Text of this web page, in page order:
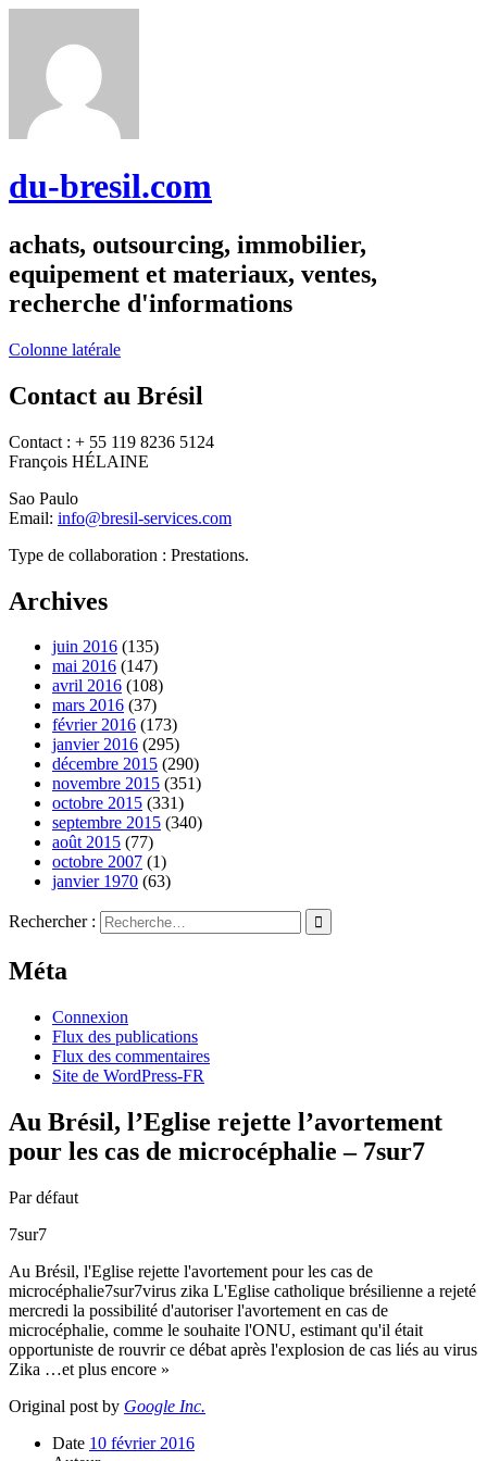
du-bresil.com
achats, outsourcing, immobilier,
equipement et materiaux, ventes,
recherche d'informations
Colonne latérale
Contact au Brésil
Contact : + 55 119 8236 5124
François HÉLAINE
Sao Paulo
Email: info@bresil-services.com
Type de collaboration : Prestations.
Archives
juin 2016 (135)
mai 2016 (147)
avril 2016 (108)
mars 2016 (37)
février 2016 (173)
janvier 2016 (295)
décembre 2015 (290)
novembre 2015 (351)
octobre 2015 (331)
septembre 2015 (340)
août 2015 (77)
octobre 2007 (1)
janvier 1970 (63)
Rechercher :
Méta
Connexion
Flux des publications
Flux des commentaires
Site de WordPress-FR
Au Brésil, l’Eglise rejette l’avortement
pour les cas de microcéphalie – 7sur7
Par défaut
7sur7
Au Brésil, l'Eglise rejette l'avortement pour les cas de
microcéphalie7sur7virus zika L'Eglise catholique brésilienne a rejeté
mercredi la possibilité d'autoriser l'avortement en cas de
microcéphalie, comme le souhaite l'ONU, estimant qu'il était
opportuniste de rouvrir ce débat après l'explosion de cas liés au virus
Zika …et plus encore »
Original post by Google Inc.
Date 10 février 2016